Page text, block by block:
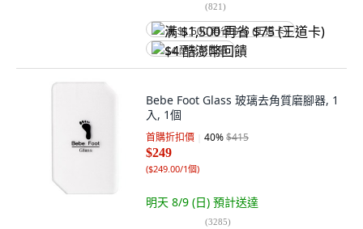
(821)
满 $1,500 再省 $75 (王道卡)
$4 酷澎幣回饋
Bebe Foot Glass 玻璃去角質磨腳器, 1
入, 1個
首購折扣價 40%$415
$249
($249.00/1個)
明天 8/9 (日) 預計送達
(3285)